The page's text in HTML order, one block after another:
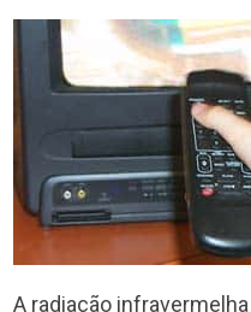
A radiação